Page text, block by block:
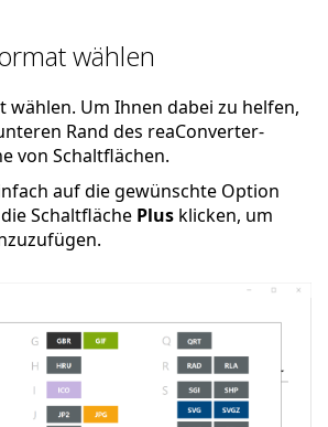
wählen
wählen. Um Ihnen dabei zu helfen,
Rand des reaConverter-
von Schaltflächen.
auf die gewünschte Option
Schaltfläche Plus klicken, um